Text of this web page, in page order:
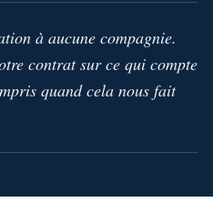
à aucune compagnie.
contrat sur ce qui compte
quand cela nous fait